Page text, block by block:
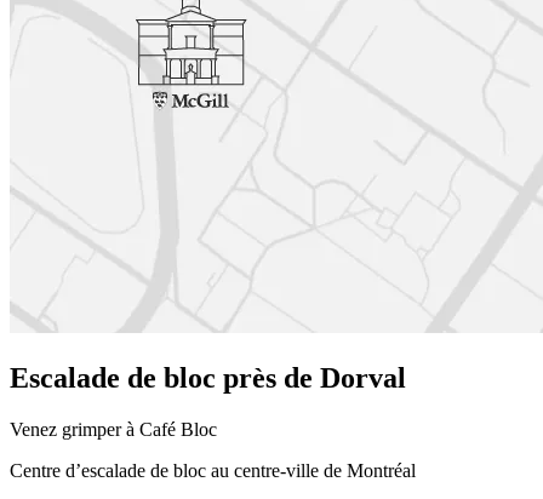
Escalade de bloc près de Dorval
Venez grimper à Café Bloc
Centre d’escalade de bloc au centre-ville de Montréal